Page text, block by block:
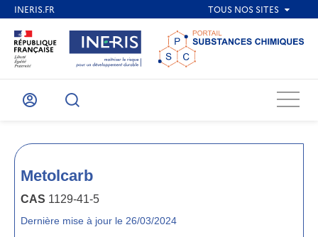
Mon
Recherche
Menu
Metolcarb
CAS 1129-41-5
Dernière mise à jour le 26/03/2024